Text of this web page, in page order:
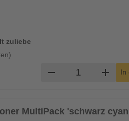
zuliebe
remove Produktadd In
MultiPack 'schwarz